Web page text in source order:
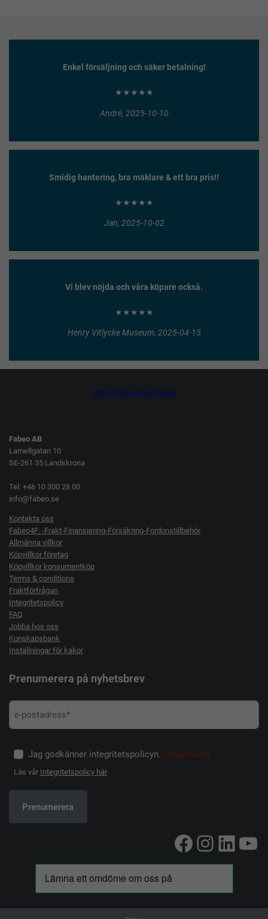
Enkel försäljning och säker betalning!
★★★★★
André, 2025-10-10
Smidig hantering, bra mäklare & ett bra pris!!
★★★★★
Jan, 2025-10-02
Vi blev nöjda och våra köpare också.
★★★★★
Henry Vitlycke Museum, 2025-04-15
Jag vill köpa Jag vill sälja
Fabeo AB
Lamellgatan 10
SE-261 35 Landskrona
Tel: +46 10 300 28 00
info@fabeo.se
Kontakta oss
Fabeo4F: -Frakt-Finansiering-Försäkring-Fordonstillbehör
Allmänna villkor
Köpvillkor företag
Köpvillkor konsumentköp
Terms & conditions
Fraktförfrågan
Integritetspolicy
FAQ
Jobba hos oss
Kunskapsbank
Inställningar för kakor
Prenumerera på nyhetsbrev
Jag godkänner integritetspolicyn. (Obligatoriskt)
Läs vår Integritetspolicy här
Facebook